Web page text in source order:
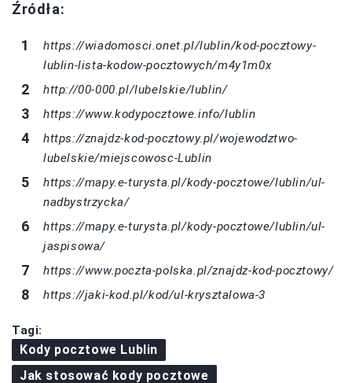
Źródła:
https://wiadomosci.onet.pl/lublin/kod-pocztowy-
lublin-lista-kodow-pocztowych/m4y1m0x
http://00-000.pl/lubelskie/lublin/
https://www.kodypocztowe.info/lublin
https://znajdz-kod-pocztowy.pl/wojewodztwo-
lubelskie/miejscowosc-Lublin
https://mapy.e-turysta.pl/kody-pocztowe/lublin/ul-
nadbystrzycka/
https://mapy.e-turysta.pl/kody-pocztowe/lublin/ul-
jaspisowa/
https://www.poczta-polska.pl/znajdz-kod-pocztowy/
https://jaki-kod.pl/kod/ul-krysztalowa-3
Tagi:
Kody pocztowe Lublin
Jak stosować kody pocztowe